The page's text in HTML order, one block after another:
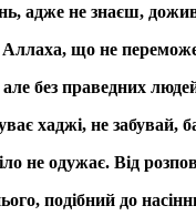
адже не знаєш,
що не
без праведних
хаджі, не забувай,
не одужає. Від
подібний до